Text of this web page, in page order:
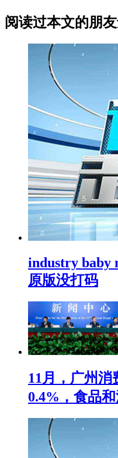
阅读过本文的朋
industry baby
原版没打码
11月，广州
0.4%，食品